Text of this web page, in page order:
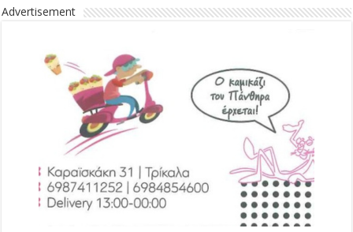
Advertisement